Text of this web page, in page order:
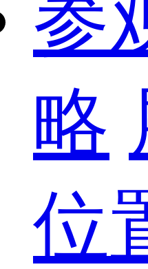
参
略
位